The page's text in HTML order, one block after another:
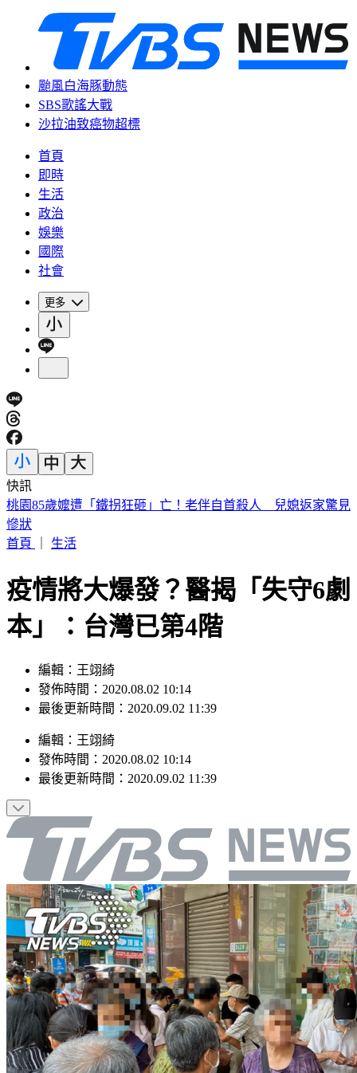
颱風白海豚動態
SBS歌謠大戰
沙拉油致癌物超標
首頁
即時
生活
政治
娛樂
國際
社會
更多
快訊
美中制裁戰波及9月川習會？專家曝「不至於取消」 議程可
能縮小
首頁
生活
疫情將大爆發？醫揭「失守6劇
本」：台灣已第4階
編輯：王翊綺
發佈時間：2020.08.02 10:14
最後更新時間：2020.09.02 11:39
編輯 ： 王翊綺
發佈時間： 2020.08.02 10:14
最後更新時間： 2020.09.02 11:39